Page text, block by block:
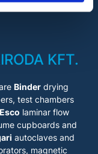
KFT.
Binder drying
test chambers
Esco laminar flow
cupboards and
autoclaves and
magnetic